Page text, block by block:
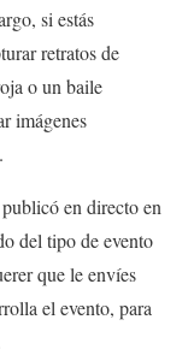
si estás
retratos de
o un baile
imágenes
en directo en
del tipo de evento
que le envíes
el evento, para